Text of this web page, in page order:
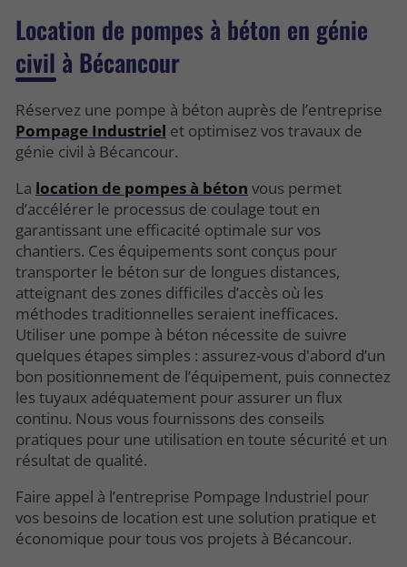
Location de pompes à béton en génie
civil à Bécancour
Réservez une pompe à béton auprès de l’entreprise
Pompage Industriel et optimisez vos travaux de
génie civil à Bécancour.
La location de pompes à béton vous permet
d’accélérer le processus de coulage tout en
garantissant une efficacité optimale sur vos
chantiers. Ces équipements sont conçus pour
transporter le béton sur de longues distances,
atteignant des zones difficiles d’accès où les
méthodes traditionnelles seraient inefficaces.
Utiliser une pompe à béton nécessite de suivre
quelques étapes simples : assurez-vous d'abord d’un
bon positionnement de l’équipement, puis connectez
les tuyaux adéquatement pour assurer un flux
continu. Nous vous fournissons des conseils
pratiques pour une utilisation en toute sécurité et un
résultat de qualité.
Faire appel à l’entreprise Pompage Industriel pour
vos besoins de location est une solution pratique et
économique pour tous vos projets à Bécancour.